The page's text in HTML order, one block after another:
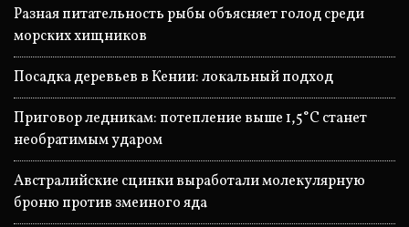
Разная питательность рыбы объясняет голод среди
морских хищников
Посадка деревьев в Кении: локальный подход
Приговор ледникам: потепление выше 1,5°C станет
необратимым ударом
Австралийские сцинки выработали молекулярную
броню против змеиного яда